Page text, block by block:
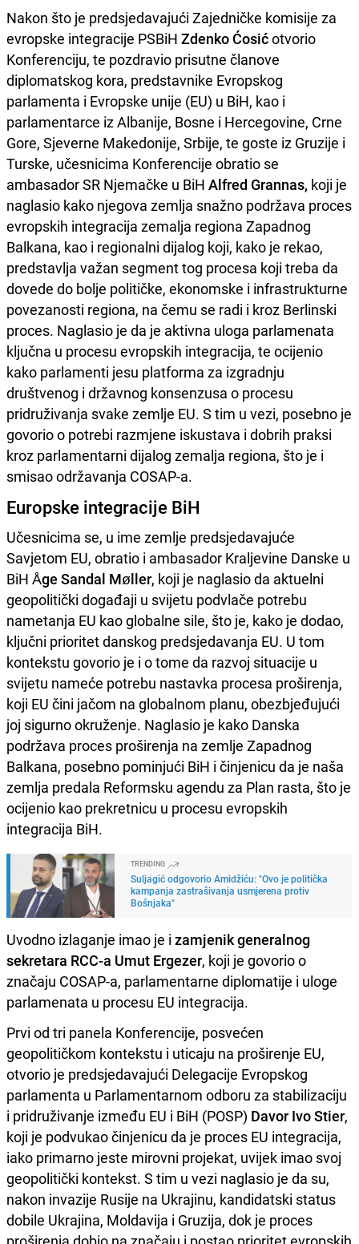
Nakon što je predsjedavajući Zajedničke komisije za
evropske integracije PSBiH Zdenko Ćosićotvorio
Konferenciju, te pozdravio prisutne članove
diplomatskog kora, predstavnike Evropskog
parlamenta i Evropske unije (EU) u BiH, kao i
parlamentarce iz Albanije, Bosne i Hercegovine, Crne
Gore, Sjeverne Makedonije, Srbije, te goste iz Gruzije i
Turske, učesnicima Konferencije obratio se
ambasador SR Njemačke u BiH Alfred Grannas, koji je
naglasio kako njegova zemlja snažno podržava proces
evropskih integracija zemalja regiona Zapadnog
Balkana, kao i regionalni dijalog koji, kako je rekao,
predstavlja važan segment tog procesa koji treba da
dovede do bolje političke, ekonomske i infrastrukturne
povezanosti regiona, na čemu se radi i kroz Berlinski
proces. Naglasio je da je aktivna uloga parlamenata
ključna u procesu evropskih integracija, te ocijenio
kako parlamenti jesu platforma za izgradnju
društvenog i državnog konsenzusa o procesu
pridruživanja svake zemlje EU. S tim u vezi, posebno je
govorio o potrebi razmjene iskustava i dobrih praksi
kroz parlamentarni dijalog zemalja regiona, što je i
smisao održavanja COSAP-a.
Europske integracije BiH
Učesnicima se, u ime zemlje predsjedavajuće
Savjetom EU, obratio i ambasador Kraljevine Danske u
BiH Åge Sandal Møller, koji je naglasio da aktuelni
geopolitički događaji u svijetu podvlače potrebu
nametanja EU kao globalne sile, što je, kako je dodao,
ključni prioritet danskog predsjedavanja EU. U tom
kontekstu govorio je i o tome da razvoj situacije u
svijetu nameće potrebu nastavka procesa proširenja,
koji EU čini jačom na globalnom planu, obezbjeđujući
joj sigurno okruženje. Naglasio je kako Danska
podržava proces proširenja na zemlje Zapadnog
Balkana, posebno pominjući BiH i činjenicu da je naša
zemlja predala Reformsku agendu za Plan rasta, što je
ocijenio kao prekretnicu u procesu evropskih
integracija BiH.
TRENDING
Suljagić odgovorio Amidžiću: "Ovo je politička
kampanja zastrašivanja usmjerena protiv
Bošnjaka"
Uvodno izlaganje imao je i zamjenik generalnog
sekretara RCC-a Umut Ergezer, koji je govorio o
značaju COSAP-a, parlamentarne diplomatije i uloge
parlamenata u procesu EU integracija.
Prvi od tri panela Konferencije, posvećen
geopolitičkom kontekstu i uticaju na proširenje EU,
otvorio je predsjedavajući Delegacije Evropskog
parlamenta u Parlamentarnom odboru za stabilizaciju
i pridruživanje između EU i BiH (POSP) Davor Ivo Stier,
koji je podvukao činjenicu da je proces EU integracija,
iako primarno jeste mirovni projekat, uvijek imao svoj
geopolitički kontekst. S tim u vezi naglasio je da su,
nakon invazije Rusije na Ukrajinu, kandidatski status
dobile Ukrajina, Moldavija i Gruzija, dok je proces